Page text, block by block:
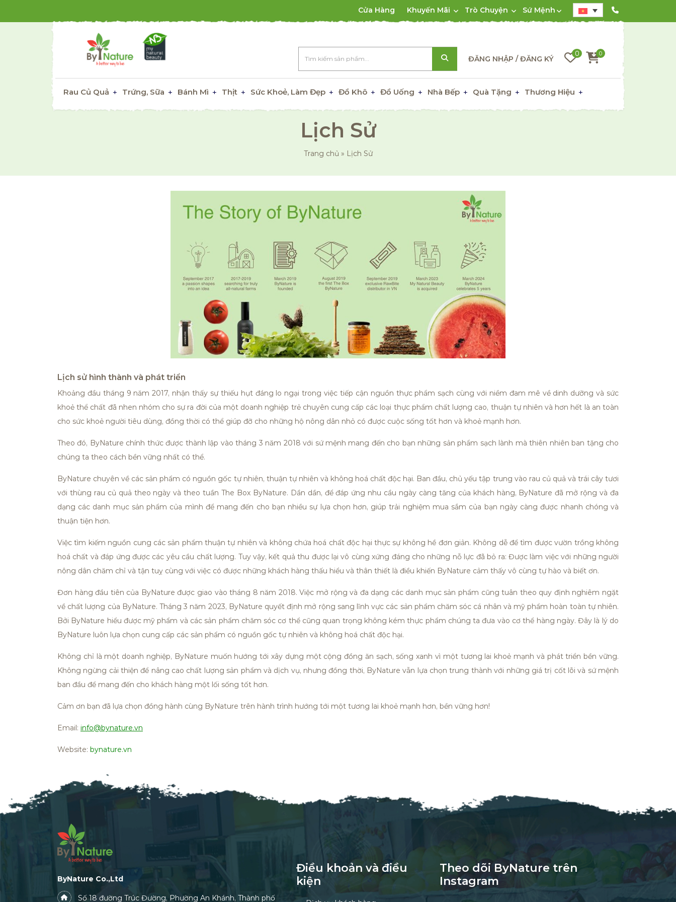
Cửa Hàng Khuyến Mãi Trò Chuyện Sứ Mệnh
ĐĂNG NHẬP / ĐĂNG KÝ
0 0
Rau Củ Quả Trứng, Sữa Bánh Mì Thịt Sức Khoẻ, Làm Đẹp Đồ Khô Đồ Uống Nhà Bếp Quà Tặng Thương Hiệu
Lịch Sử
Trang chủ » Lịch Sử
Lịch sử hình thành và phát triển
Khoảng đầu tháng 9 năm 2017, nhận thấy sự thiếu hụt đáng lo ngại trong việc tiếp cận nguồn thực phẩm sạch cùng với niềm đam mê về dinh dưỡng và sức
khoẻ thể chất đã nhen nhóm cho sự ra đời của một doanh nghiệp trẻ chuyên cung cấp các loại thực phẩm chất lượng cao, thuận tự nhiên và hơn hết là an toàn
cho sức khoẻ người tiêu dùng, đồng thời có thể giúp đỡ cho những hộ nông dân nhỏ có được cuộc sống tốt hơn và khoẻ mạnh hơn.
Theo đó, ByNature chính thức được thành lập vào tháng 3 năm 2018 với sứ mệnh mang đến cho bạn những sản phẩm sạch lành mà thiên nhiên ban tặng cho
chúng ta theo cách bền vững nhất có thể.
ByNature chuyên về các sản phẩm có nguồn gốc tự nhiên, thuận tự nhiên và không hoá chất độc hại. Ban đầu, chủ yếu tập trung vào rau củ quả và trái cây tươi
với thùng rau củ quả theo ngày và theo tuần The Box ByNature. Dần dần, để đáp ứng nhu cầu ngày càng tăng của khách hàng, ByNature đã mở rộng và đa
dạng các danh mục sản phẩm của mình để mang đến cho bạn nhiều sự lựa chọn hơn, giúp trải nghiệm mua sắm của bạn ngày càng được nhanh chóng và
thuận tiện hơn.
Việc tìm kiếm nguồn cung các sản phẩm thuận tự nhiên và không chứa hoá chất độc hại thực sự không hề đơn giản. Không dễ để tìm được vườn trồng không
hoá chất và đáp ứng được các yêu cầu chất lượng. Tuy vậy, kết quả thu được lại vô cùng xứng đáng cho những nỗ lực đã bỏ ra: Được làm việc với những người
nông dân chăm chỉ và tận tuỵ cùng với việc có được những khách hàng thấu hiểu và thân thiết là điều khiến ByNature cảm thấy vô cùng tự hào và biết ơn.
Đơn hàng đầu tiên của ByNature được giao vào tháng 8 năm 2018. Việc mở rộng và đa dạng các danh mục sản phẩm cũng tuân theo quy định nghiêm ngặt
về chất lượng của ByNature. Tháng 3 năm 2023, ByNature quyết định mở rộng sang lĩnh vực các sản phẩm chăm sóc cá nhân và mỹ phẩm hoàn toàn tự nhiên.
Bởi ByNature hiểu được mỹ phẩm và các sản phẩm chăm sóc cơ thể cũng quan trọng không kém thực phẩm chúng ta đưa vào cơ thể hàng ngày. Đây là lý do
ByNature luôn lựa chọn cung cấp các sản phẩm có nguồn gốc tự nhiên và không hoá chất độc hại.
Không chỉ là một doanh nghiệp, ByNature muốn hướng tới xây dựng một cộng đồng ăn sạch, sống xanh vì một tương lai khoẻ mạnh và phát triển bền vững.
Không ngừng cải thiện để nâng cao chất lượng sản phẩm và dịch vụ, nhưng đồng thời, ByNature vẫn lựa chọn trung thành với những giá trị cốt lõi và sứ mệnh
ban đầu để mang đến cho khách hàng một lối sống tốt hơn.
Cảm ơn bạn đã lựa chọn đồng hành cùng ByNature trên hành trình hướng tới một tương lai khoẻ mạnh hơn, bền vững hơn!
Email: info@bynature.vn
Website: bynature.vn
ByNature Co.,Ltd
Số 18 đường Trúc Đường, Phường An Khánh, Thành phố
Điều khoản và điều
kiện
Theo dõi ByNature trên
Instagram